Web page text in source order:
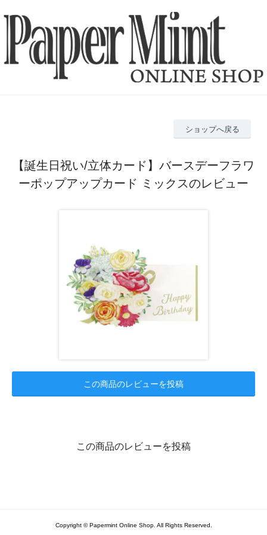
ショップへ戻る
【誕生日祝い/立体カード】バースデーフラワ
ーポップアップカード ミックスのレビュー
この商品のレビューを投稿
この商品のレビューを投稿
Copyright © Papermint Online Shop. All Rights Reserved.